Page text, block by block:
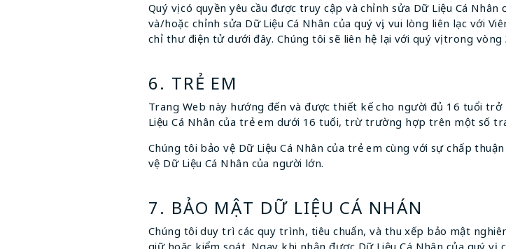
Quý vị có quyền yêu cầu được truy cập và chỉnh sửa Dữ Liệu Cá
và/hoặc chỉnh sửa Dữ Liệu Cá Nhân của quý vị, vui lòng liên lạc với
chỉ thư điện tử dưới đây. Chúng tôi sẽ liên hệ lại với quý vị trong vòng
6. TRẺ EM
Trang Web này hướng đến và được thiết kế cho người đủ 16 tuổi
Liệu Cá Nhân của trẻ em dưới 16 tuổi, trừ trường hợp trên một số
Chúng tôi bảo vệ Dữ Liệu Cá Nhân của trẻ em cùng với sự chấp
vệ Dữ Liệu Cá Nhân của người lớn.
7. BẢO MẬT DỮ LIỆU CÁ NHÁN
Chúng tôi duy trì các quy trình, tiêu chuẩn, và thu xếp bảo mật
giữ hoặc kiểm soát. Ngay khi nhận được Dữ Liệu Cá Nhân của quý